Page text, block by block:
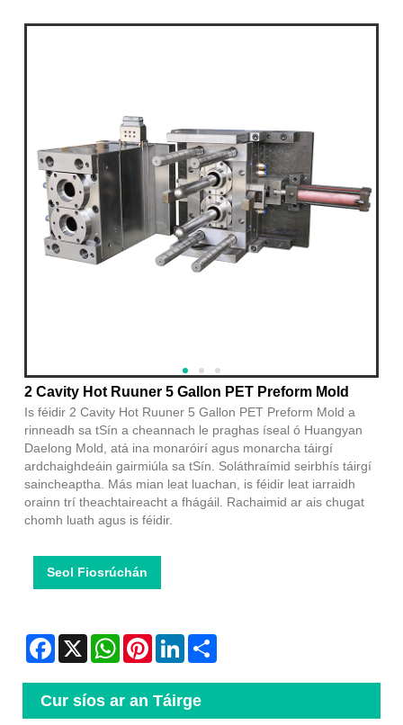
2 Cavity Hot Ruuner 5 Gallon PET Preform Mold
Is féidir 2 Cavity Hot Ruuner 5 Gallon PET Preform Mold a
rinneadh sa tSín a cheannach le praghas íseal ó Huangyan
Daelong Mold, atá ina monaróirí agus monarcha táirgí
ardchaighdeáin gairmiúla sa tSín. Soláthraímid seirbhís táirgí
saincheaptha. Más mian leat luachan, is féidir leat iarraidh
orainn trí theachtaireacht a fhágáil. Rachaimid ar ais chugat
chomh luath agus is féidir.
Seol Fiosrúchán
Facebook
X WhatsAppPinterestLinkedIn
Cur síos ar an Táirge